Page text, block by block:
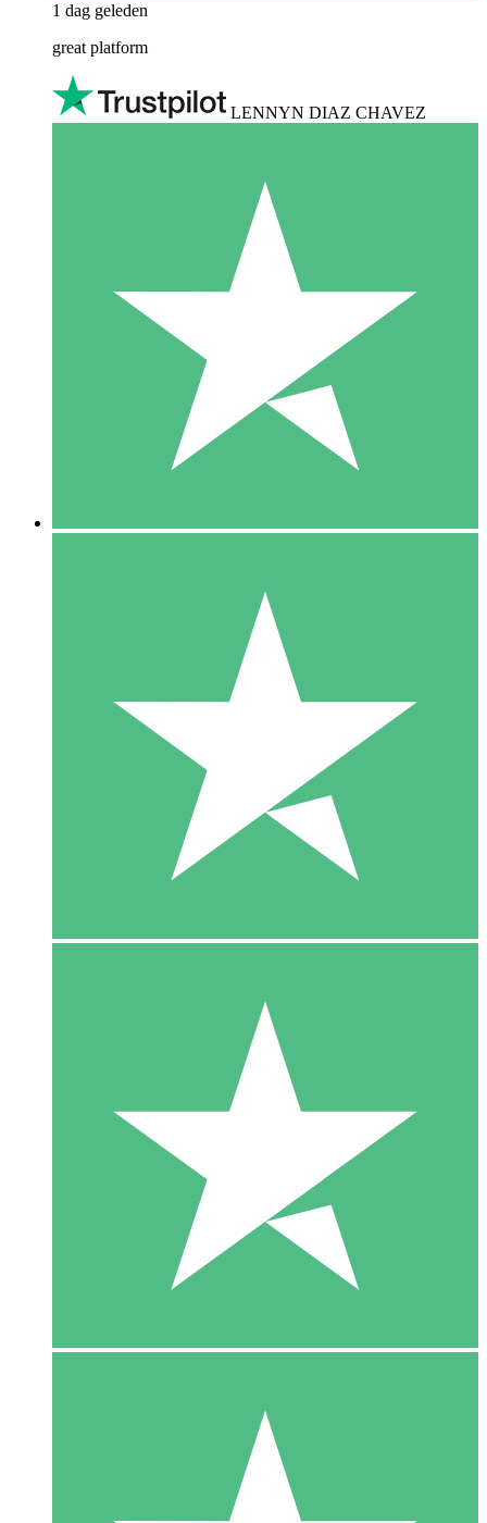
1 dag geleden
great platform
LENNYN DIAZ CHAVEZ